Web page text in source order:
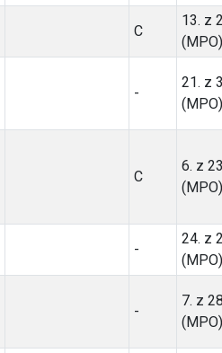
C
13. z
(MPO)
-
21. z
(MPO)
C
6. z
(MPO)
-
24. z
(MPO)
-
7. z
(MPO)